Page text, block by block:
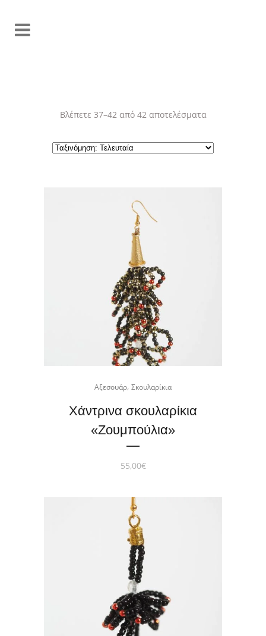
Βλέπετε 37–42 από 42 αποτελέσματαSorted
by
Αξεσουάρ, Σκουλαρίκια
Χάντρινα σκουλαρίκια
«Zoυμπούλια»
55,00€